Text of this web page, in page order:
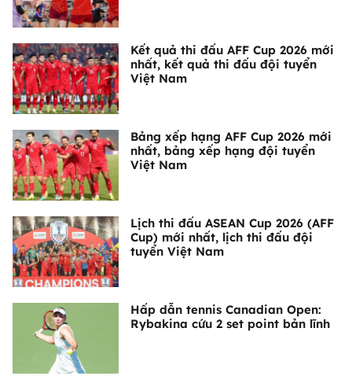
Kết quả thi đấu AFF Cup 2026 mới
nhất, kết quả thi đấu đội tuyển
Việt Nam
Bảng xếp hạng AFF Cup 2026 mới
nhất, bảng xếp hạng đội tuyển
Việt Nam
Lịch thi đấu ASEAN Cup 2026 (AFF
Cup) mới nhất, lịch thi đấu đội
tuyển Việt Nam
Hấp dẫn tennis Canadian Open:
Rybakina cứu 2 set point bản lĩnh